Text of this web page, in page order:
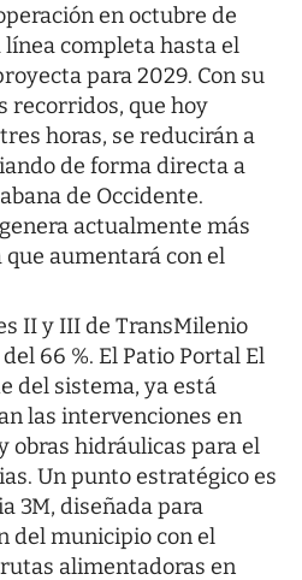
en octubre de
completa hasta el
para 2029. Con su
recorridos, que hoy
horas, se reducirán a
de forma directa a
de Occidente.
actualmente más
aumentará con el
II y III de TransMilenio
66 %. El Patio Portal El
del sistema, ya está
las intervenciones en
obras hidráulicas para el
Un punto estratégico es
3M, diseñada para
del municipio con el
alimentadoras en